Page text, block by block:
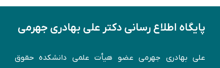
پایگاه اطلاع رسانی دکتر علی بهادری جهرمی
علی بهادری جهرمی عضو هیأت علمی دانشکده حقوق